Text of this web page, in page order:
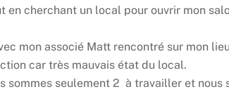
en cherchant un local pour ouvrir mon
mon associé Matt rencontré sur mon
car très mauvais état du local.
sommes seulement 2 à travailler et nous